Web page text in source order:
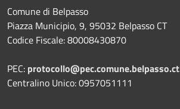
Comune di Belpasso
Piazza Municipio, 9, 95032 Belpasso CT
Codice Fiscale: 80008430870
PEC:
Centralino Unico: 0957051111